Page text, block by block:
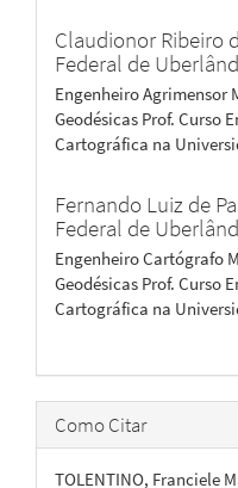
Claudionor Ribeiro
Federal de
Engenheiro Agrimensor
Geodésicas Prof. Curso
Cartográfica na
Fernando Luiz de
Federal de
Engenheiro Cartógrafo
Geodésicas Prof. Curso
Cartográfica na
Como Citar
TOLENTINO, Franciele